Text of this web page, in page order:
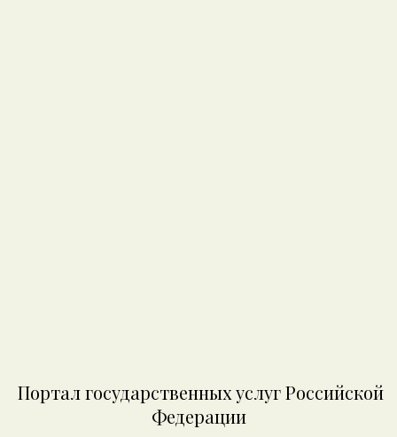
Портал государственных услуг Российской
Федерации